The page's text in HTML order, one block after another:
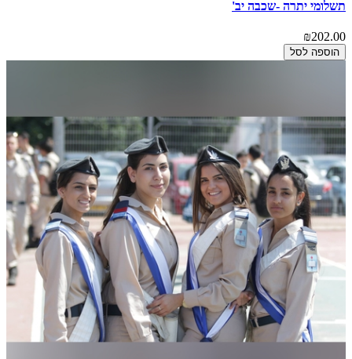
תשלומי יתרה -שכבה יב'
₪202.00
הוספה לסל